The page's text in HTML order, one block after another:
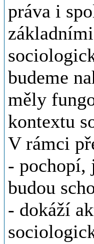
práva i
budeme
měly
kontextu
V rámci
- pochopí,
budou
- dokáží